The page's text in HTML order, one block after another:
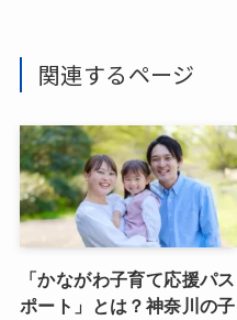
関連するページ
「かながわ子育て応援パス
ポート」とは？神奈川の子